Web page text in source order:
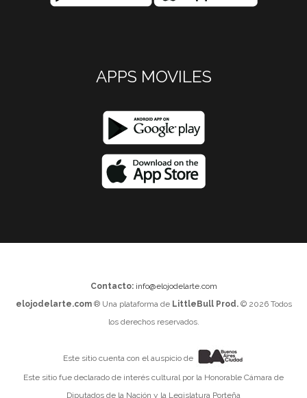
APPS MOVILES
Contacto: info@elojodelarte.com
elojodelarte.com® Una plataforma de LittleBull Prod.© 2026 Todos
los derechos reservados.
Este sitio cuenta con el auspicio de
Este sitio fue declarado de interés cultural por la Honorable Cámara de
Diputados de la Nación y la Legislatura Porteña